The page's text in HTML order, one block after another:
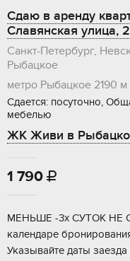
Сдаю в аренду
Славянская улица,
Санкт-Петербург,
Рыбацкое
метро Рыбацкое 2190 м
Сдается: посуточно,
мебелью
ЖК Живи в
1 790 
МЕНЬШЕ -3х СУТОК НЕ
календаре
Указывайте даты